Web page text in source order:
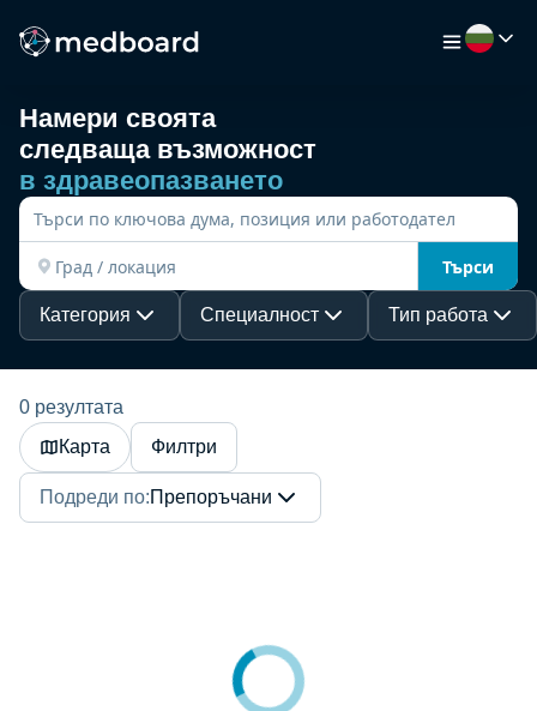
НАЧАЛО
РАБОТА
КАРТА
ВИДЕО
РЕСУРСИ
Намери своята
следваща възможност
в здравеопазването
Търси
Категория Специалност Тип работа
0 резултата
Карта
Филтри
Подреди по:Препоръчани